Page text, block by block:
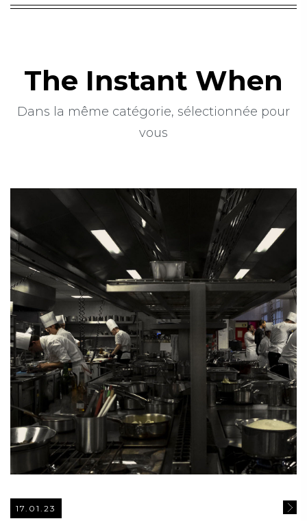
The Instant When
Dans la même catégorie, sélectionnée pour
vous
17.01.23